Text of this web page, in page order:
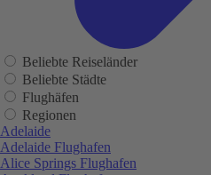
Beliebte Reiseländer
Beliebte Städte
Flughäfen
Regionen
Adelaide
Adelaide Flughafen
Alice Springs Flughafen